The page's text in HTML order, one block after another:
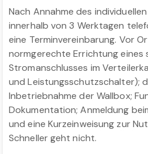
Nach Annahme des
innerhalb von 3 Werktagen
eine Terminvereinbarung. Vor
normgerechte Errichtung eines
Stromanschlusses im
und Leistungsschutzschalter);
Inbetriebnahme der Wallbox;
Dokumentation; Anmeldung
und eine Kurzeinweisung zur
Schneller geht nicht.